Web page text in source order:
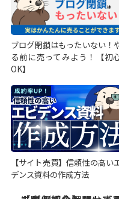
ブログ閉鎖はもったいない！
る前に売ってみよう！【初
OK】
【サイト売買】信頼性の高い
デンス資料の作成方法